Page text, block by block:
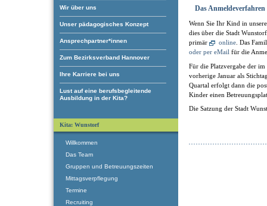
Wir über uns
Unser pädagogisches Konzept
Ansprechpartner*innen
Zum Bezirksverband Hannover
Ihre Karriere bei uns
Lust auf eine berufsbegleitende
Ausbildung in der Kita?
Das Anmeldeverfahren
Wenn Sie Ihr Kind in
dies über die Stadt
primär
online . Das
oder per eMail für die
Für die Platzvergabe der
vorherige Januar als
Quartal erfolgt dann die
Kinder einen
Die Satzung der Stadt
Kita: Wunstorf
Willkommen
Das Team
Gruppen und Betreuungszeiten
Mittagsverpflegung
Termine
Recruiting